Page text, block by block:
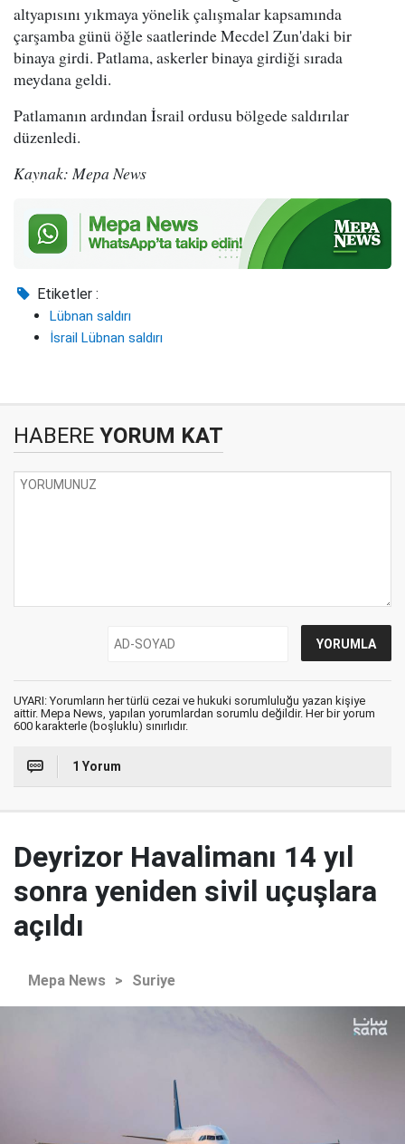
altyapısını yıkmaya yönelik çalışmalar kapsamında
çarşamba günü öğle saatlerinde Mecdel Zun'daki bir
binaya girdi. Patlama, askerler binaya girdiği sırada
meydana geldi.
Patlamanın ardından İsrail ordusu bölgede saldırılar
düzenledi.
Kaynak: Mepa News
Etiketler :
Lübnan saldırı
İsrail Lübnan saldırı
HABERE YORUM KAT
UYARI: Yorumların her türlü cezai ve hukuki sorumluluğu yazan kişiye
aittir. Mepa News, yapılan yorumlardan sorumlu değildir. Her bir yorum
600 karakterle (boşluklu) sınırlıdır.
1 Yorum
Deyrizor Havalimanı 14 yıl
sonra yeniden sivil uçuşlara
açıldı
Mepa News > Suriye